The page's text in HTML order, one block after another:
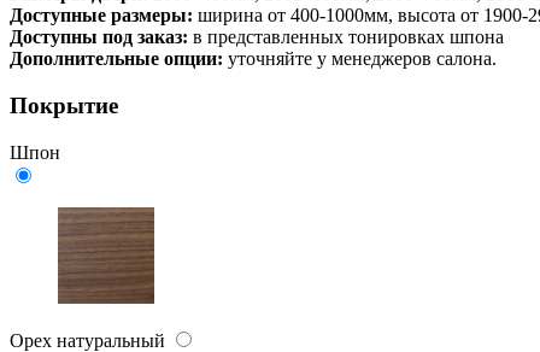
Доступные размеры: ширина от 400-1000мм, высота от 1900-
Доступны под заказ: в представленных тонировках шпона
Дополнительные опции: уточняйте у менеджеров салона.
Покрытие
Шпон
Орех натуральный